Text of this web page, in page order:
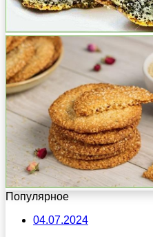
Популярное
04.07.2024